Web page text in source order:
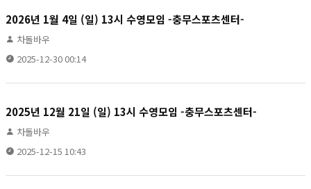
2026년 1월 4일 (일) 13시 수영모임 -충무스포츠센터-
차돌바우
2025-12-30 00:14
2025년 12월 21일 (일) 13시 수영모임 -충무스포츠센터-
차돌바우
2025-12-15 10:43